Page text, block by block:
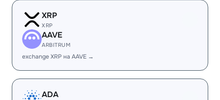
XRP
XRP
AAVE
ARBITRUM
exchange XRP на AAVE →
ADA